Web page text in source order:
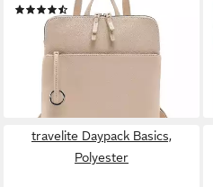
(3)
ab 59,49 € UVP69,99 €
lieferbar - in 2-3 Werktagen bei dir
travelite Daypack Basics,
Polyester